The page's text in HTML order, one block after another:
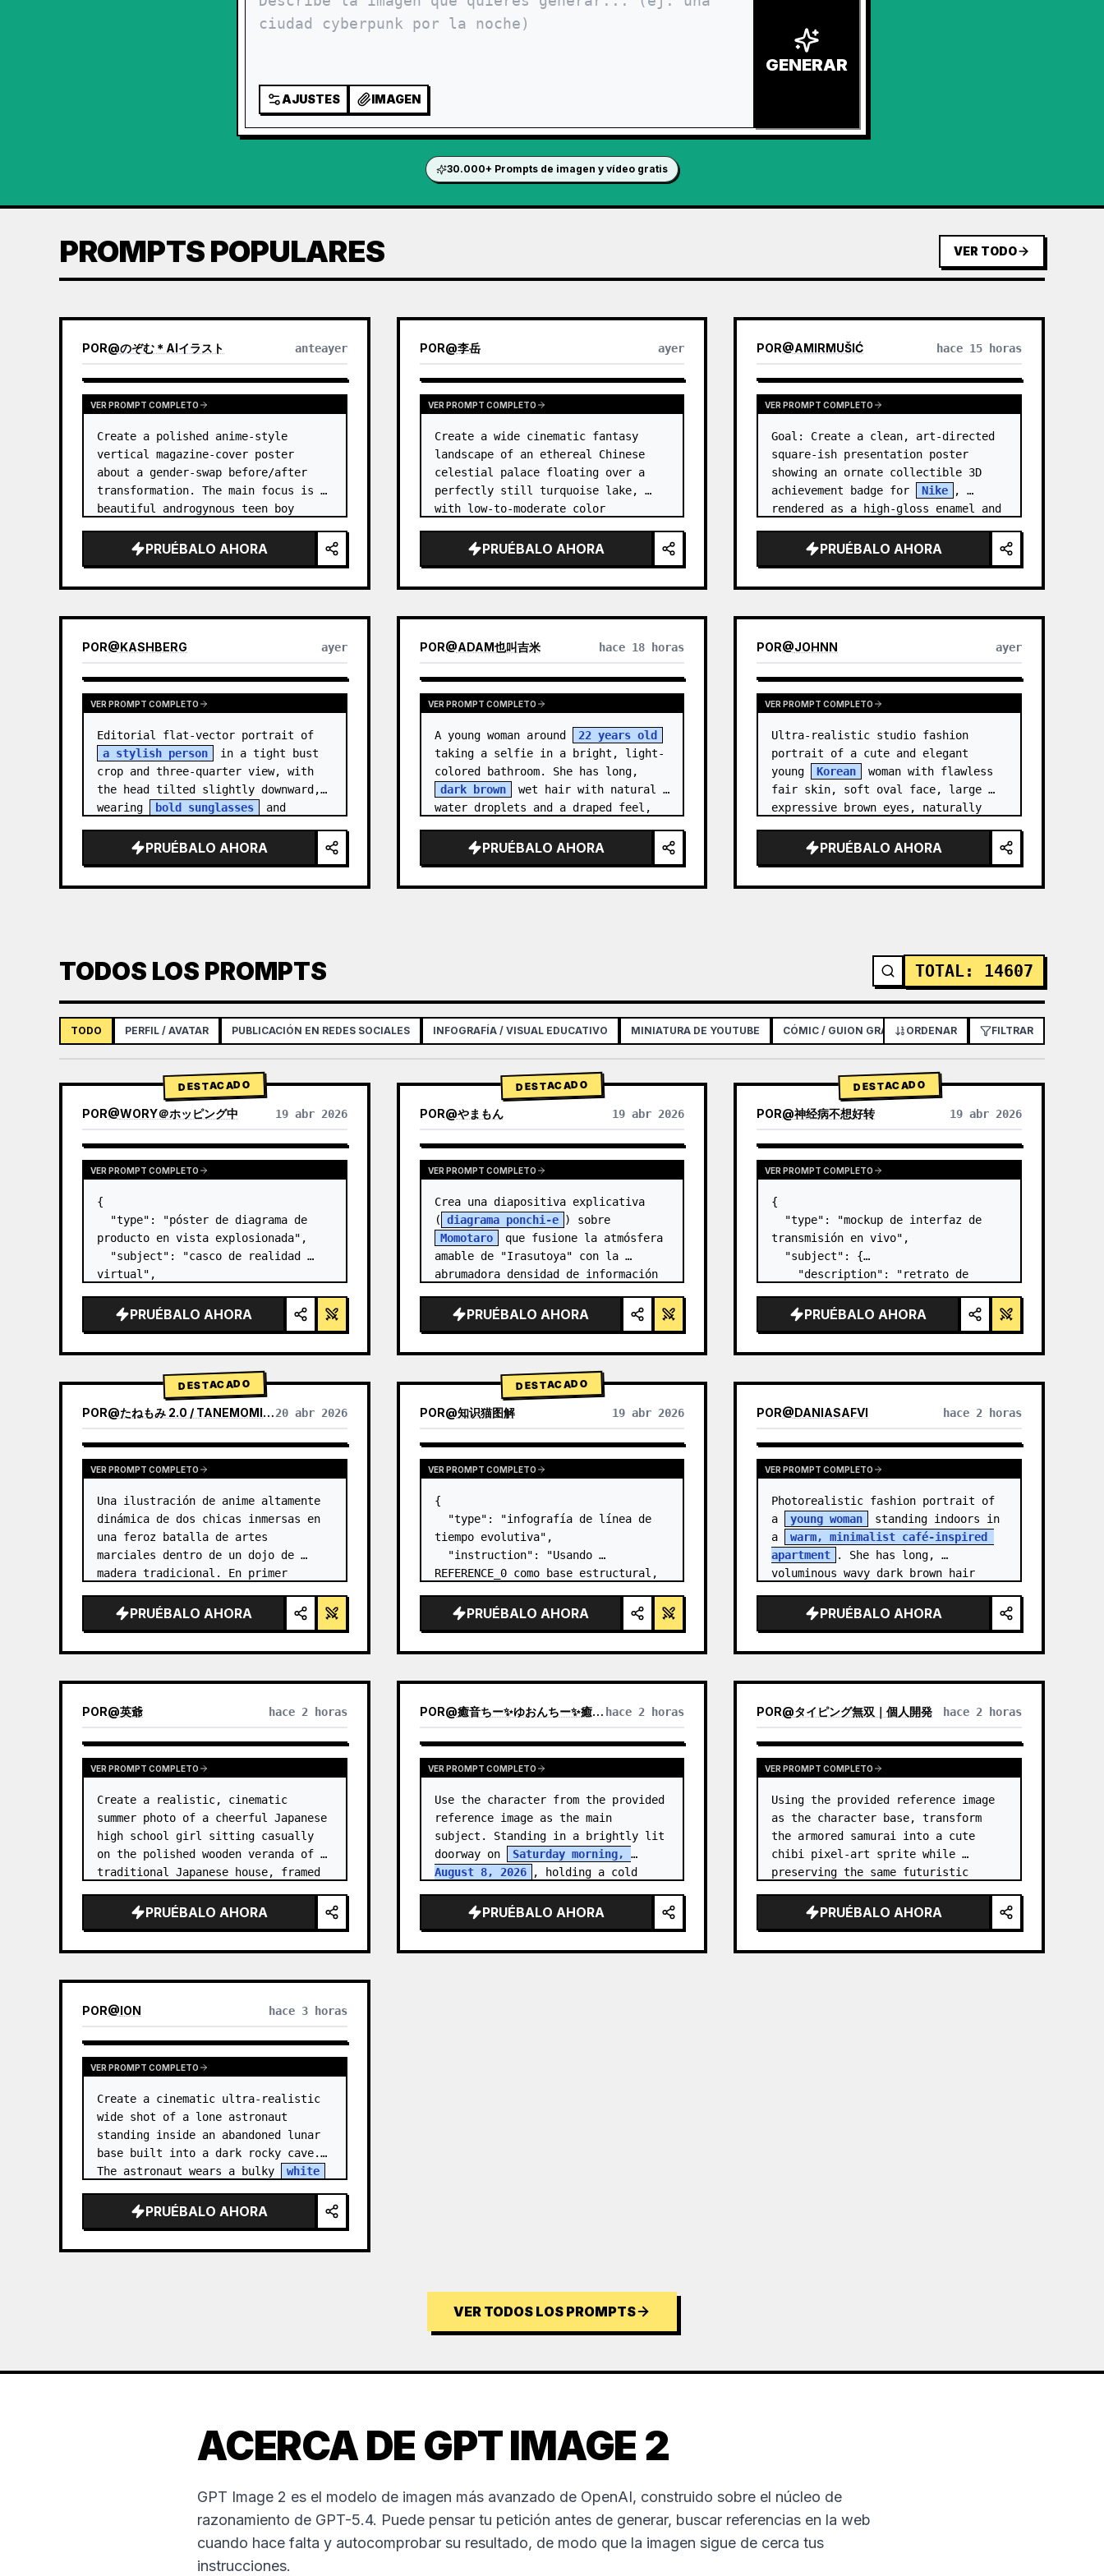
AJUSTES IMAGEN
GENERAR
30.000+ Prompts de imagen y vídeo gratis
PROMPTS POPULARES VER TODO
POR@のぞむ＊AIイラスト anteayer
VER PROMPT COMPLETO
Create a polished anime-style
vertical magazine-cover poster
about a gender-swap before/after
transformation. The main focus is a
beautiful androgynous teen boy
posed large on the right side like
a fashion magazine cover, wit…
PRUÉBALO AHORA
POR@李岳 ayer
VER PROMPT COMPLETO
Create a wide cinematic fantasy
landscape of an ethereal Chinese
celestial palace floating over a
perfectly still turquoise lake,
with low-to-moderate color
atmosphere. Center the composition
on an enormous white jade and pale
PRUÉBALO AHORA
POR@AMIRMUŠIĆ hace 15 horas
VER PROMPT COMPLETO
Goal: Create a clean, art-directed
square-ish presentation poster
showing an ornate collectible 3D
achievement badge for
Nike
,
rendered as a high-gloss enamel and
Canvas: Wide 16:9 white stu…
PRUÉBALO AHORA
POR@KASHBERG ayer
VER PROMPT COMPLETO
a stylish person
in a tight bust
crop and three-quarter view, with
the head tilted slightly downward,
wearing
bold sunglasses
and
PRUÉBALO AHORA
POR@ADAM也叫吉米 hace 18 horas
VER PROMPT COMPLETO
A young woman around
22 years old
taking a selfie in a bright, light-
dark brown
wet hair with natural
water droplets and a draped feel,
PRUÉBALO AHORA
POR@JOHNN ayer
VER PROMPT COMPLETO
Ultra-realistic studio fashion
portrait of a cute and elegant
young
Korean
woman with flawless
fair skin, soft oval face, large
expressive brown eyes, naturally
silky black hair styled in…
PRUÉBALO AHORA
TODOS LOS PROMPTS TOTAL: 14607
TODO PERFIL / AVATAR PUBLICACIÓN EN REDES SOCIALES INFOGRAFÍA / VISUAL EDUCATIVO MINIATURA DE YOUTUBE CÓMIC / GUION GRÁFICO PÓSTER / FOLLETO
ORDENAR FILTRAR
DESTACADO
POR@WORY＠ホッピング中 19 abr 2026
VER PROMPT COMPLETO
{
  "type": "póster de diagrama de
producto en vista explosionada",
  "subject": "casco de realidad
virtual",
de alta tecnología, iluminación de
estudio, detalles brillantes",
PRUÉBALO AHORA
DESTACADO
POR@やまもん 19 abr 2026
VER RESULTADOS DE OTROS MODELOS
VER PROMPT COMPLETO
Crea una diapositiva explicativa
( diagrama ponchi-e
) sobre
Momotaro
que fusione la atmósfera
amable de "Irasutoya" con la
abrumadora densidad de información
PRUÉBALO AHORA
DESTACADO
POR@神经病不想好转 19 abr 2026
VER PROMPT COMPLETO
{
  "type": "mockup de interfaz de
transmisión en vivo",
  "subject": {
una camiseta negra con un gráfico
de esquema técnico en blanco",
PRUÉBALO AHORA
DESTACADO
POR@たねもみ 2.0 / TANEMOMI VER2.0 20 abr 2026
VER PROMPT COMPLETO
Una ilustración de anime altamente
dinámica de dos chicas inmersas en
una feroz batalla de artes
marciales dentro de un dojo de
madera tradicional. En primer
name="character 1 hair"
default="cabello negro en un moño
PRUÉBALO AHORA
DESTACADO
POR@知识猫图解 19 abr 2026
VER PROMPT COMPLETO
{
  "type": "infografía de línea de
tiempo evolutiva",
  "instruction": "Usando
REFERENCE_0 como base estructural,
plano en una infografía 3D
altamente realista. Reemplaza las
PRUÉBALO AHORA
POR@DANIASAFVI hace 2 horas
VER PROMPT COMPLETO
Photorealistic fashion portrait of
a
young woman
standing indoors in
a
warm, minimalist café-inspired
apartment
. She has long,
voluminous wavy dark brown hair
PRUÉBALO AHORA
POR@英爺 hace 2 horas
VER PROMPT COMPLETO
Create a realistic, cinematic
summer photo of a cheerful Japanese
high school girl sitting casually
on the polished wooden veranda of a
traditional Japanese house, framed
doors. She wears a white sailor-
style school uniform top w…
PRUÉBALO AHORA
POR@癒音ちー✨ゆおんちー✨癒やし声ASMRとAI hace 2 horas
VER PROMPT COMPLETO
Use the character from the provided
reference image as the main
subject. Standing in a brightly lit
doorway on
Saturday morning,
August 8, 2026
, holding a cold
PRUÉBALO AHORA
POR@タイピング無双｜個人開発 hace 2 horas
VER PROMPT COMPLETO
Using the provided reference image
as the character base, transform
the armored samurai into a cute
chibi pixel-art sprite while
preserving the same futuristic
helmet, black/teal/magenta color
accents, glowing cyan energy
PRUÉBALO AHORA
POR@ION hace 3 horas
VER PROMPT COMPLETO
Create a cinematic ultra-realistic
wide shot of a lone astronaut
standing inside an abandoned lunar
base built into a dark rocky cave.
The astronaut wears a bulky
white
behind and sligh…
PRUÉBALO AHORA
VER TODOS LOS PROMPTS
ACERCA DE GPT IMAGE 2
GPT Image 2 es el modelo de imagen más avanzado de OpenAI, construido sobre el núcleo de
razonamiento de GPT-5.4. Puede pensar tu petición antes de generar, buscar referencias en la web
cuando hace falta y autocomprobar su resultado, de modo que la imagen sigue de cerca tus
instrucciones.